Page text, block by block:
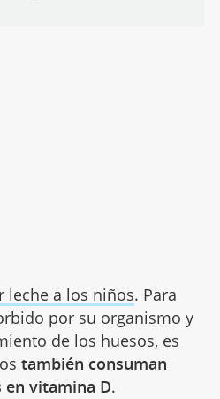
leche a los niños. Para
por su organismo y
de los huesos, es
también consuman
vitamina D.